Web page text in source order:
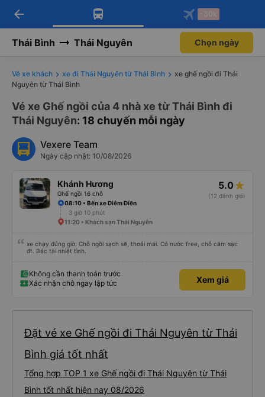
Tải app Vexere ngay!
Nhận ưu đãi thành viên độc
Mở app
Tải app Vexere
-30k/ghế khi đặt vé máy bay qua
Mở app
arrow_back -30k
Thái Bình Thái Nguyên Chọn ngày
Vé xe khách xe đi Thái Nguyên từ Thái Bình
xe ghế ngồi đi Thái
Nguyên từ Thái Bình
Vé xe Ghế ngồi của 4 nhà xe từ Thái Bình đi
Thái Nguyên: 18 chuyến mỗi ngày
Vexere Team
Ngày cập nhật: 10/08/2026
Khánh Hương
Ghế ngồi 16 chỗ
5.0
(12 đánh giá)
08:10 • Bến xe Diêm Điền
3 giờ 10 phút
11:20 • Khách sạn Thái Nguyên
xe chạy đúng giờ. Chỗ ngồi sạch sẽ, thoải mái. Có nước free, chỗ cắm sạc
đt. Bác tài nhiệt tình.
Không cần thanh toán trước
Xác nhận chỗ ngay lập tức
Xem giá
Đặt vé xe Ghế ngồi đi Thái Nguyên từ Thái
Bình giá tốt nhất
Tổng hợp TOP 1 xe Ghế ngồi đi Thái Nguyên từ Thái
Bình tốt nhất hiện nay 08/2026